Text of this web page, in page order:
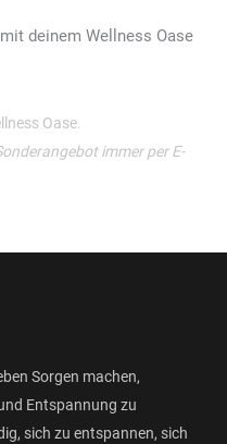
deinem Wellness Oase
Oase.
immer per E-
Sorgen machen,
Entspannung zu
sich zu entspannen, sich